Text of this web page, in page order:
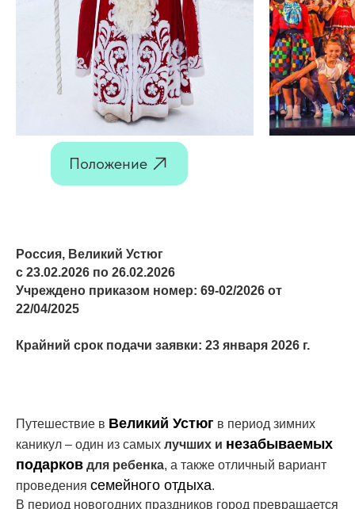
Положение
Россия, Великий Устюг
с 23.02.2026 по 26.02.2026
Учреждено приказом номер: 69-02/2026 от
22/04/2025
Крайний срок подачи заявки: 23 января 2026 г.
Путешествие в Великий Устюг в период зимних
каникул – один из самых лучших и незабываемых
подарков для ребенка, а также отличный вариант
проведения семейного отдыха.
В период новогодних праздников город превращается